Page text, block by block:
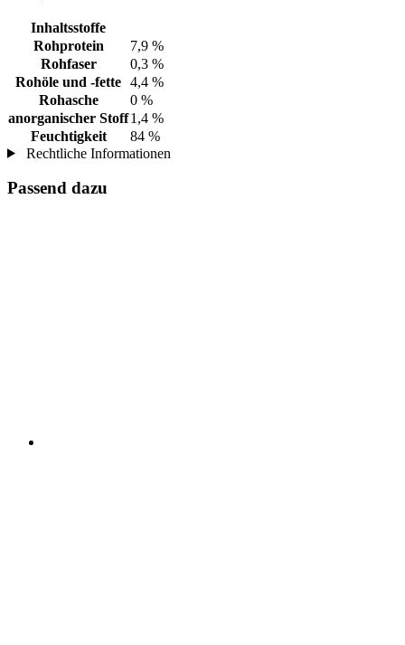
Inhaltsstoffe
Rohprotein
7,9 %
Rohfaser
0,3 %
Rohöle und -fette 4,4 %
Rohasche
0 %
anorganischer Stoff1,4 %
Feuchtigkeit
84 %
Rechtliche Informationen
Passend dazu